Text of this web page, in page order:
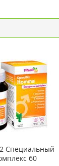
Специальный
60